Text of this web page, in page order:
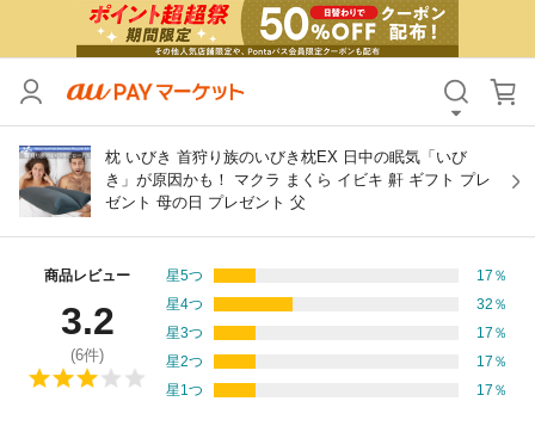
枕 いびき 首狩り族のいびき枕EX 日中の眠気「いび
き」が原因かも！ マクラ まくら イビキ 鼾 ギフト プレ
ゼント 母の日 プレゼント 父
商品レビュー
3.2
(6件)
星5つ 17 ％
星4つ
32 ％
星3つ
17 ％
星2つ
17 ％
星1つ
17 ％
カテゴリ すべて
価格 すべて
支払い方法
その他の条件
送料無料
Pontaパス特典対象すべて